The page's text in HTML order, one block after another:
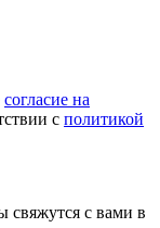
согласие на
с политикой
свяжутся с вами в